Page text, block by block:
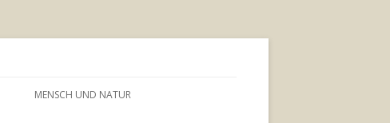
MENSCH UND NATUR